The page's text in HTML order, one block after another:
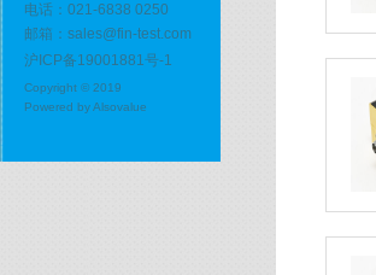
电话：021-6838 0250
邮箱：sales@fin-test.com
沪ICP备19001881号-1
Copyright © 2019
Powered byAlsovalue